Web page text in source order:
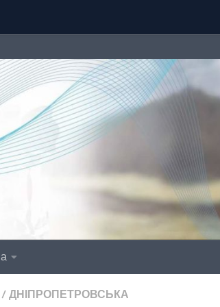
/ ДНІПРОПЕТРОВСЬКА